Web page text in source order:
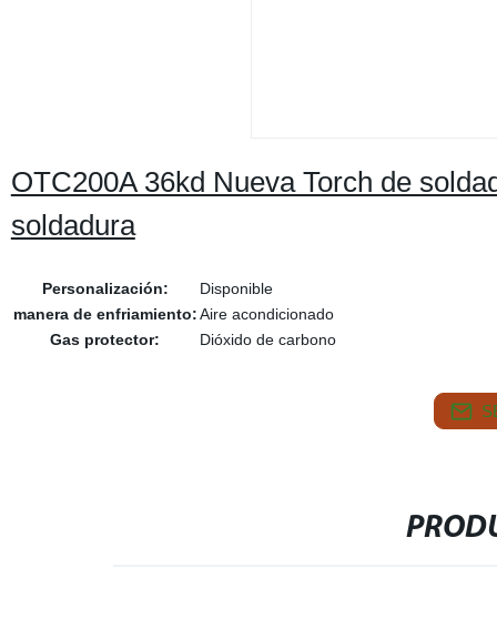
OTC200A 36kd Nueva Torch de
soldadura
Personalización:
Disponible
manera de enfriamiento:Aire acondicionado
Gas protector:
Dióxido de carbono